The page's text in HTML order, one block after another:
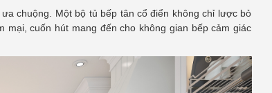
chuộng. Một bộ tủ bếp tân cổ điển không chỉ lược bỏ
cuốn hút mang đến cho không gian bếp cảm giác